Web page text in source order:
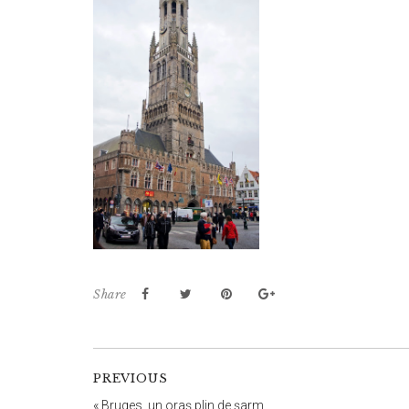
Share
PREVIOUS
« Bruges, un oraş plin de şarm